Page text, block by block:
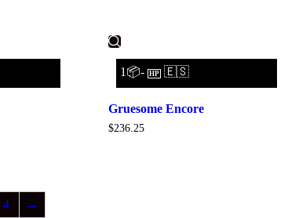
1📦- HP 🇪🇸
Gruesome Encore
$236.25
4 →